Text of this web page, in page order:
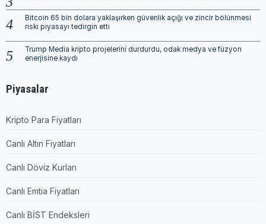
Bitcoin 65 bin dolara yaklaşırken güvenlik açığı ve zincir bölünmesi
riski piyasayı tedirgin etti
Trump Media kripto projelerini durdurdu, odak medya ve füzyon
enerjisine kaydı
Piyasalar
Kripto Para Fiyatları
Canlı Altın Fiyatları
Canlı Döviz Kurları
Canlı Emtia Fiyatları
Canlı BİST Endeksleri